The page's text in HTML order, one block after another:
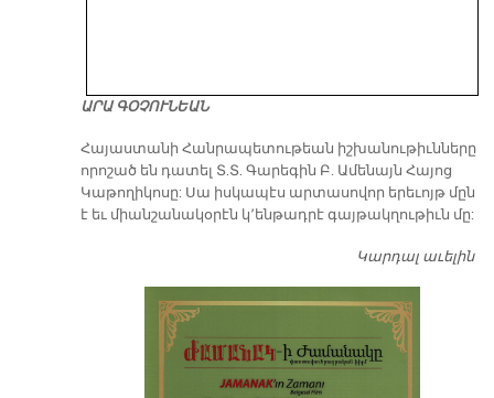
ԱՐԱ ԳՕՉՈՒՆԵԱՆ
​Հայաստանի Հանրապետութեան իշխանութիւնները
որոշած են դատել Տ.Տ. Գարեգին Բ. Ամենայն Հայոց
Կաթողիկոսը: Սա իսկապէս արտասովոր երեւոյթ մըն
է եւ միանշանակօրէն կ՚ենթադրէ գայթակղութիւն մը:
Կարդալ աւելին